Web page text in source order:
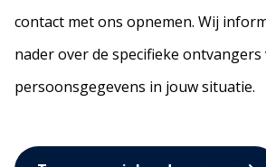
contact met ons opnemen. Wij
nader over de specifieke ontvangers
persoonsgegevens in jouw situatie.